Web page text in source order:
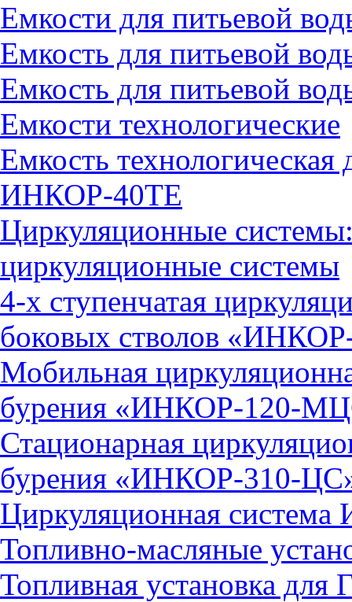
Емкости для питьевой
Емкость для питьевой
Емкость для питьевой
Емкости технологические
Емкость технологическая
ИНКОР-40ТЕ
Циркуляционные
циркуляционные системы
4-х ступенчатая
боковых стволов
Мобильная
бурения «ИНКОР-120-
Стационарная
бурения «ИНКОР-310-
Циркуляционная
Топливно-масляные
Топливная установка